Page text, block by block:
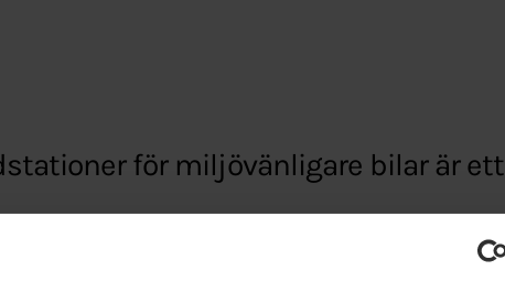
för miljövänligare bilar är ett